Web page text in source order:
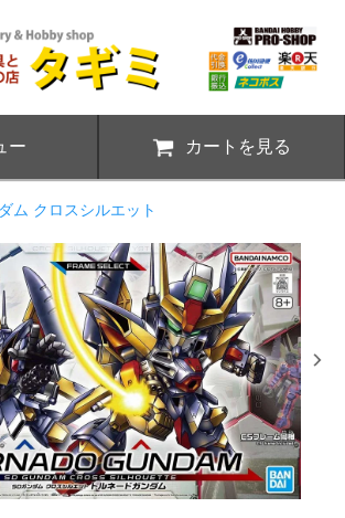
ー カートを見る
ム クロスシルエット